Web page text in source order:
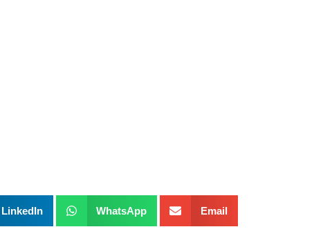
LinkedIn WhatsApp Email